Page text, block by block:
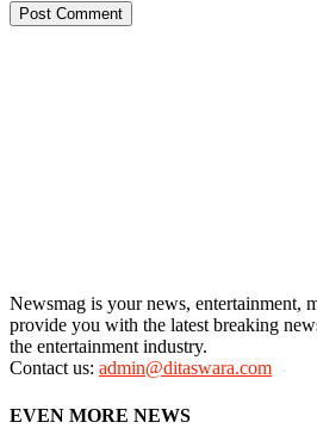
Newsmag is your news, entertainment,
provide you with the latest breaking
the entertainment industry.
Contact us: admin@ditaswara.com
EVEN MORE NEWS